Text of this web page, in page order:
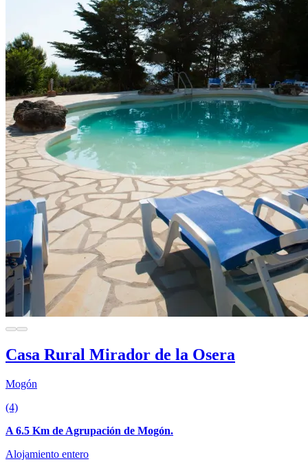
Casa Rural Mirador de la Osera
Mogón
(4)
A 6.5 Km de Agrupación de Mogón.
Alojamiento entero